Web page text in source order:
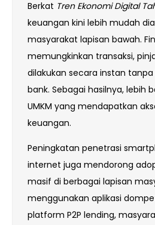
Berkat Tren Ekonomi Digital
keuangan kini lebih mudah
masyarakat lapisan bawah.
memungkinkan transaksi,
dilakukan secara instan
bank. Sebagai hasilnya, lebih
UMKM yang mendapatkan
keuangan.
Peningkatan penetrasi
internet juga mendorong
masif di berbagai lapisan
menggunakan aplikasi
platform P2P lending,